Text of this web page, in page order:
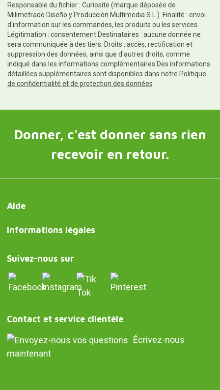
Responsable du fichier : Curiosite (marque déposée de
Milimetrado Diseño y Producción Multimedia S.L.). Finalité : envoi
d'information sur les commandes, les produits ou les services.
Légitimation : consentement.Destinataires : aucune donnée ne
sera communiquée à des tiers. Droits : accès, rectification et
suppression des données, ainsi que d'autres droits, comme
indiqué dans les informations complémentaires.Des informations
détaillées supplémentaires sont disponibles dans notre Politique
de confidentialité et de protection des données
Donner, c'est donner sans rien
recevoir en retour.
Aide
Informations légales
Suivez-nous sur
Contact et service clientèle
Écrivez-nous
maintenant